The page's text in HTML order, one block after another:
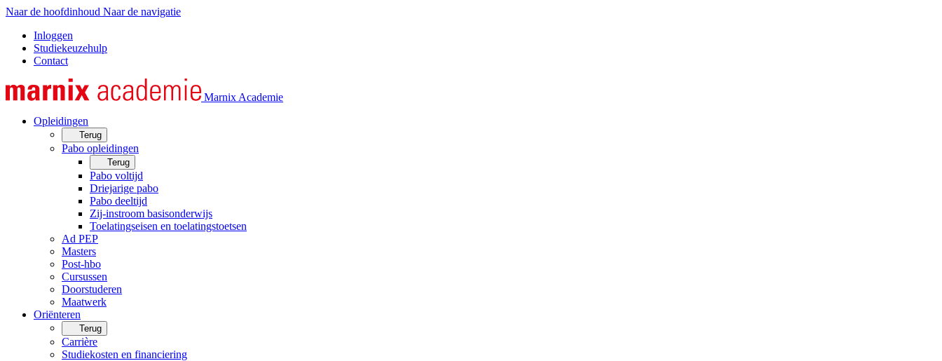
Naar de hoofdinhoud Naar de navigatie
Inloggen
Studiekeuzehulp
Contact
Marnix Academie
Opleidingen
Terug
Pabo opleidingen
Terug
Pabo voltijd
Driejarige pabo
Pabo deeltijd
Zij-instroom basisonderwijs
Toelatingseisen en toelatingstoetsen
Ad PEP
Masters
Post-hbo
Cursussen
Doorstuderen
Maatwerk
Oriënteren
Terug
Carrière
Studiekosten en financiering